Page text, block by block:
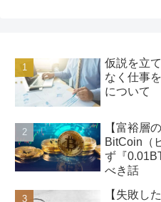
仮説を立
なく仕事
について
【富裕層
BitCoin（
ず『
べき話
【失敗し